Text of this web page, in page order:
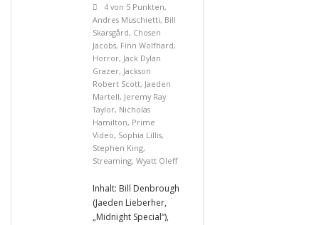
4 von 5 Punkten,
Andres Muschietti, Bill
Skarsgård, Chosen
Jacobs, Finn Wolfhard,
Horror, Jack Dylan
Grazer, Jackson
Robert Scott, Jaeden
Martell, Jeremy Ray
Taylor, Nicholas
Hamilton, Prime
Video, Sophia Lillis,
Stephen King,
Streaming, Wyatt Oleff
Inhalt: Bill Denbrough
(Jaeden Lieberher,
„Midnight Special“),